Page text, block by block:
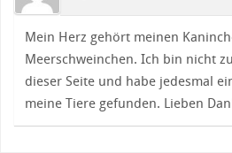
Mein Herz gehört meinen
Meerschweinchen. Ich bin nicht
dieser Seite und habe jedesmal
meine Tiere gefunden. Lieben